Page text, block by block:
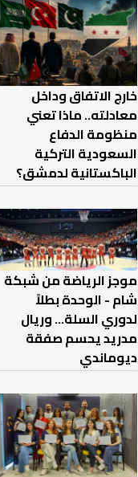
خارج الاتفاق وداخل
معادلته.. ماذا تعني
منظومة الدفاع
السعودية التركية
الباكستانية لدمشق؟
موجز الرياضة من شبكة
شام - الوحدة بطلاً
لدوري السلة... وريال
مدريد يحسم صفقة
ديوماندي